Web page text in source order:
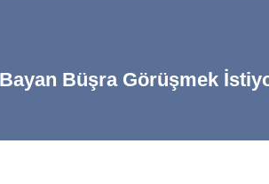
Büşra Görüşmek